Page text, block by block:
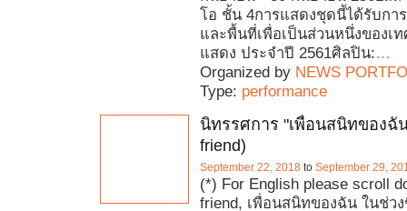
โอ ชั้น 4การแสดงชุดนี้ได้รับกา
และพื้นที่เพื่อเป็นส่วนหนึ่งของเ
แสดง ประจำปี 2561ศิลปิน:…
Organized by NEWS
Type: performance
นิทรรศการ "เพื่อนสนิทของฉั
friend)
September 22, 2018 to September 29,
(*) For English please scroll
friend, เพื่อนสนิทของฉัน ในช่ว